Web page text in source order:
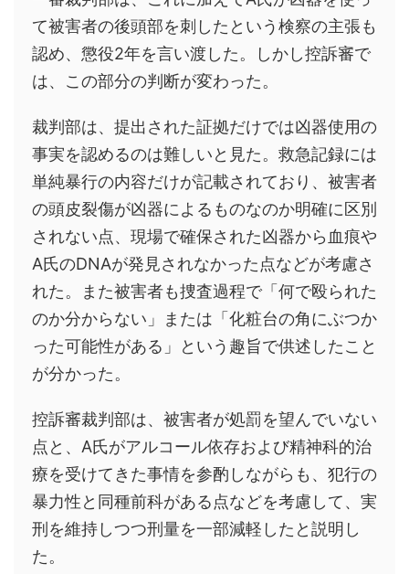
て被害者の後頭部を刺したという検察の主張も
認め、懲役2年を言い渡した。しかし控訴審で
は、この部分の判断が変わった。
裁判部は、提出された証拠だけでは凶器使用の
事実を認めるのは難しいと見た。救急記録には
単純暴行の内容だけが記載されており、被害者
の頭皮裂傷が凶器によるものなのか明確に区別
されない点、現場で確保された凶器から血痕や
A氏のDNAが発見されなかった点などが考慮さ
れた。また被害者も捜査過程で「何で殴られた
のか分からない」または「化粧台の角にぶつか
った可能性がある」という趣旨で供述したこと
が分かった。
控訴審裁判部は、被害者が処罰を望んでいない
点と、A氏がアルコール依存および精神科的治
療を受けてきた事情を参酌しながらも、犯行の
暴力性と同種前科がある点などを考慮して、実
刑を維持しつつ刑量を一部減軽したと説明し
た。